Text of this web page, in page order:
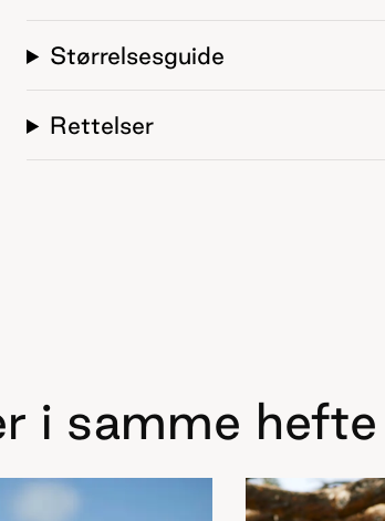
Størrelsesguide
Rettelser
i samme hefte